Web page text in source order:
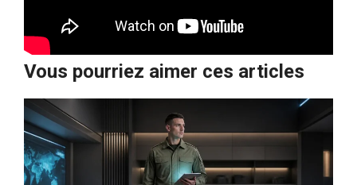
Vous pourriez aimer ces articles